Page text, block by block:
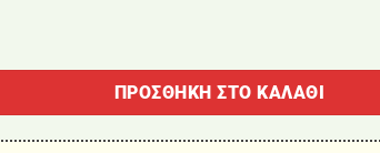
ΧΟΡΤΟΚΟΠΤΙΚΟ 2.8HP HUSQVARNA ποσότητα
ΠΡΟΣΘΉΚΗ ΣΤΟ ΚΑΛΆΘΙ